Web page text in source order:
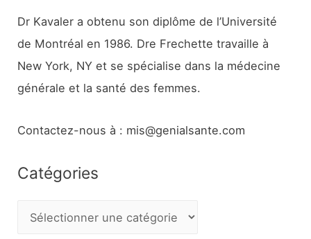
Dr Kavaler a obtenu son diplôme de l’Université
de Montréal en 1986. Dre Frechette travaille à
New York, NY et se spécialise dans la médecine
générale et la santé des femmes.
Contactez-nous à : mis@genialsante.com
Catégories